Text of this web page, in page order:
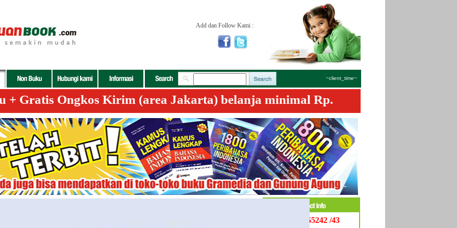
~client_time~
Add dan Follow Kami :
+ Gratis Ongkos Kirim (area Jakarta) belanja minimal Rp.
021- 3155242 /43